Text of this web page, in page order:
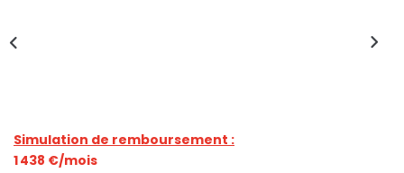
Simulation de remboursement :
1 438 €/mois